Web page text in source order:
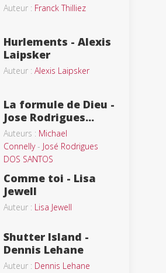
Auteur : Franck Thilliez
Hurlements - Alexis
Laipsker
Auteur : Alexis Laipsker
La formule de Dieu -
Jose Rodrigues...
Auteurs : Michael
Connelly- José Rodrigues
DOS SANTOS
Comme toi - Lisa
Jewell
Auteur : Lisa Jewell
Shutter Island -
Dennis Lehane
Auteur : Dennis Lehane